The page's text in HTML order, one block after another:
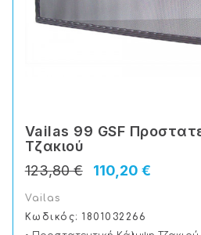
Vailas 99 GSF
Tζακιού
110,20 €
123,80 €
Vailas
Κωδικός: 1801032266